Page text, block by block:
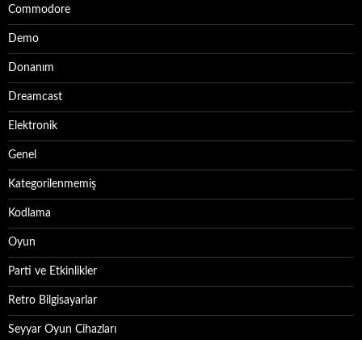
Commodore
Demo
Donanım
Dreamcast
Elektronik
Genel
Kategorilenmemiş
Kodlama
Oyun
Parti ve Etkinlikler
Retro Bilgisayarlar
Seyyar Oyun Cihazları